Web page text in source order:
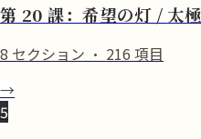
第 20 課：希望の灯 / 太
8 セクション · 216 項目
→
5